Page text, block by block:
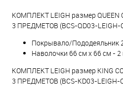
КОМПЛЕКТ LEIGH размер
3 ПРЕДМЕТОВ (BCS-QD03-LEIGH-
Покрывало/Пододеяльник
Наволочки 66 см x 66 см - 2
КОМПЛЕКТ LEIGH размер KING
3 ПРЕДМЕТОВ (BCS-KD03-LEIGH-